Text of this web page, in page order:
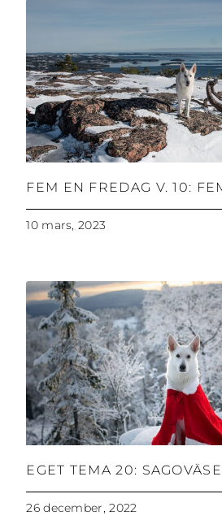
FEM EN FREDAG V. 10:
10 mars, 2023
EGET TEMA 20:
26 december, 2022